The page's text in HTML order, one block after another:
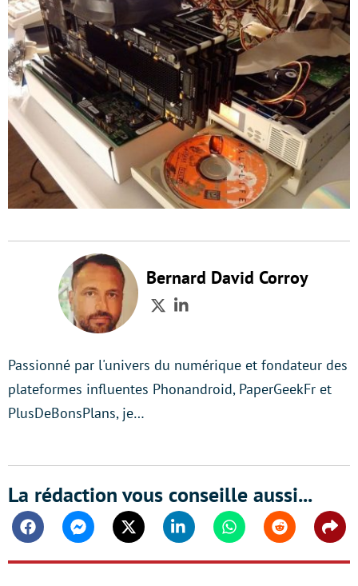
Bernard David Corroy
TwitterLinkedIn
Passionné par l'univers du numérique et fondateur des
plateformes influentes Phonandroid, PaperGeekFr et
PlusDeBonsPlans, je…
La rédaction vous conseille aussi...
FacebookMessengerTwitter Linkedin WhatsappReddit